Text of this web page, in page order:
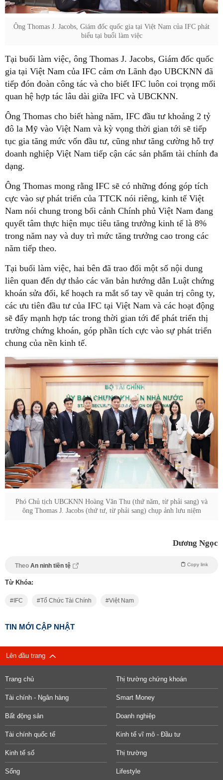
Ông Thomas J. Jacobs, Giám đốc quốc gia tại Việt Nam của IFC phát
biểu tại buổi làm việc
Tại buổi làm việc, ông Thomas J. Jacobs, Giám đốc quốc
gia tại Việt Nam của IFC cảm ơn Lãnh đạo UBCKNN đã
tiếp đón đoàn công tác và cho biết IFC luôn coi trọng mối
quan hệ hợp tác lâu dài giữa IFC và UBCKNN.
Ông Thomas cho biết hàng năm, IFC đầu tư khoảng 2 tỷ
đô la Mỹ vào Việt Nam và kỳ vọng thời gian tới sẽ tiếp
tục gia tăng mức vốn đầu tư, cũng như tăng cường hỗ trợ
doanh nghiệp Việt Nam tiếp cận các sản phẩm tài chính đa
dạng.
Ông Thomas mong rằng IFC sẽ có những đóng góp tích
cực vào sự phát triển của TTCK nói riêng, kinh tế Việt
Nam nói chung trong bối cảnh Chính phủ Việt Nam đang
quyết tâm thực hiện mục tiêu tăng trưởng kinh tế là 8%
trong năm nay và duy trì mức tăng trưởng cao trong các
năm tiếp theo.
Tại buổi làm việc, hai bên đã trao đổi một số nội dung
liên quan đến dự thảo các văn bản hướng dẫn Luật chứng
khoán sửa đổi, kế hoạch ra mắt sổ tay về quản trị công ty,
các ưu tiên đầu tư của IFC tại Việt Nam và các hoạt động
sẽ đẩy mạnh hợp tác trong thời gian tới để phát triển thị
trường chứng khoán, góp phần tích cực vào sự phát triển
chung của nền kinh tế.
Phó Chủ tịch UBCKNN Hoàng Văn Thu (thứ năm, từ phải sang) và
ông Thomas J. Jacobs (thứ tư, từ phải sang) chụp ảnh lưu niệm
Dương Ngọc
Theo An ninh tiền tệ Copy link
Từ Khóa:
IFC Tổ Chức Tài Chính Việt Nam
TIN MỚI CẬP NHẬT
Lên đầu trang
Trang chủ Thị trường chứng khoán
Tài chính - Ngân hàng Smart Money
Bất động sản Doanh nghiệp
Tài chính quốc tế Kinh tế vĩ mô - Đầu tư
Kinh tế số Thị trường
Sống Lifestyle